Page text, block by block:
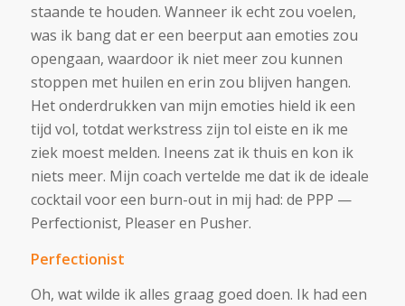
staande te houden. Wanneer ik echt zou voelen,
was ik bang dat er een beerput aan emoties zou
opengaan, waardoor ik niet meer zou kunnen
stoppen met huilen en erin zou blijven hangen.
Het onderdrukken van mijn emoties hield ik een
tijd vol, totdat werkstress zijn tol eiste en ik me
ziek moest melden. Ineens zat ik thuis en kon ik
niets meer. Mijn coach vertelde me dat ik de ideale
cocktail voor een burn-out in mij had: de PPP —
Perfectionist, Pleaser en Pusher.
Perfectionist
Oh, wat wilde ik alles graag goed doen. Ik had een